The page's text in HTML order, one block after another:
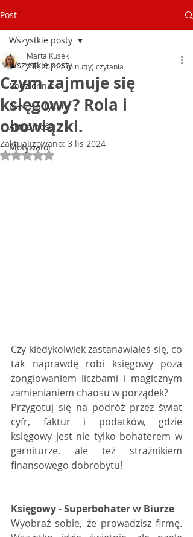
Post
Wszystkie posty
Codziennik
Nasze artykuły
Aktualności
Motywator
Wszystkie posty
Czym zajmuje się
księgowy? Rola i
obowiązki.
Marta Kusek
2 lis 20242 minut(y) czytania
Zaktualizowano: 3 lis 2024
Oceniono na NaN z 5 gwiazdek.
Czy kiedykolwiek zastanawiałeś się, co
tak naprawdę robi księgowy poza
żonglowaniem liczbami i magicznym
zamienianiem chaosu w porządek?
Przygotuj się na podróż przez świat
cyfr, faktur i podatków, gdzie
księgowy jest nie tylko bohaterem w
garniturze, ale też strażnikiem
finansowego dobrobytu!
Księgowy - Superbohater w Biurze
Wyobraź sobie, że prowadzisz firmę.